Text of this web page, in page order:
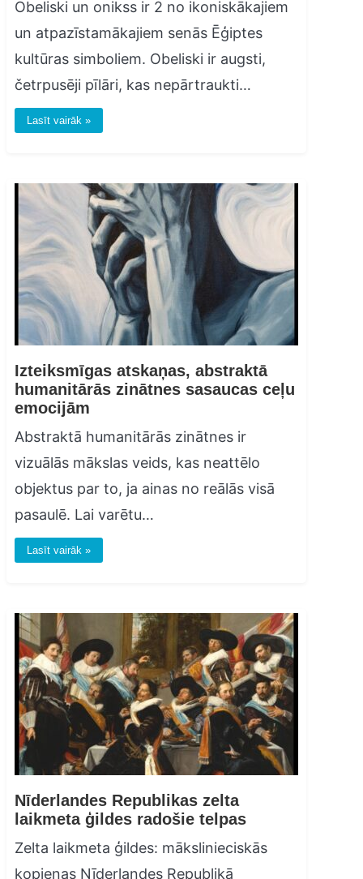
Obeliski un onikss ir 2 no ikoniskākajiem
un atpazīstamākajiem senās Ēģiptes
kultūras simboliem. Obeliski ir augsti,
četrpusēji pīlāri, kas nepārtraukti…
Lasīt vairāk »
Izteiksmīgas atskaņas, abstraktā
humanitārās zinātnes sasaucas ceļu
emocijām
Abstraktā humanitārās zinātnes ir
vizuālās mākslas veids, kas neattēlo
objektus par to, ja ainas no reālās visā
pasaulē. Lai varētu…
Lasīt vairāk »
Nīderlandes Republikas zelta
laikmeta ģildes radošie telpas
Zelta laikmeta ģildes: mākslinieciskās
kopienas Nīderlandes Republikā